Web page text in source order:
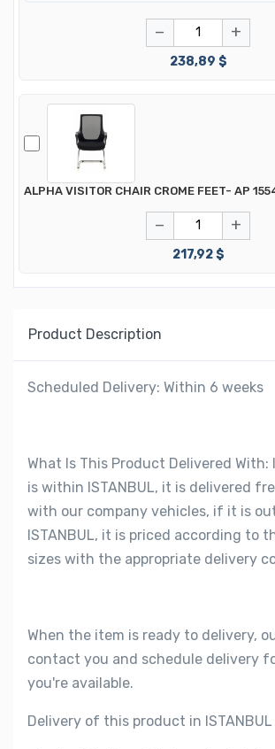
− +
238,89 $
ALPHA VISITOR CHAIR CROME FEET- AP
− +
217,92 $
Product Description
Scheduled Delivery: Within 6 weeks
What Is This Product Delivered
is within ISTANBUL, it is delivered
with our company vehicles, if it is
ISTANBUL, it is priced according to
sizes with the appropriate delivery
When the item is ready to delivery,
contact you and schedule delivery
you're available.
Delivery of this product in